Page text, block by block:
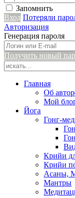
Запомнить
Вход Потеряли
Авторизация
Генерация пароля
Получить новый
Главная
Об
Мой
Йога
Гонг-
Крийи
Крийи
Асаны,
Мантры